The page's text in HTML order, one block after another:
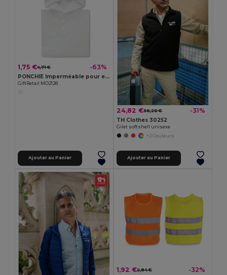
1,75 €4,71 € -63%
PONCHIE Imperméable pour enfant
GiftRetail MO2128
Ajouter au Panier
24,82 €36,20 € -31%
TH Clothes 30252
Gilet softshell unisexe
+2 Couleurs
Ajouter au Panier
1,92 €2,84 € -32%